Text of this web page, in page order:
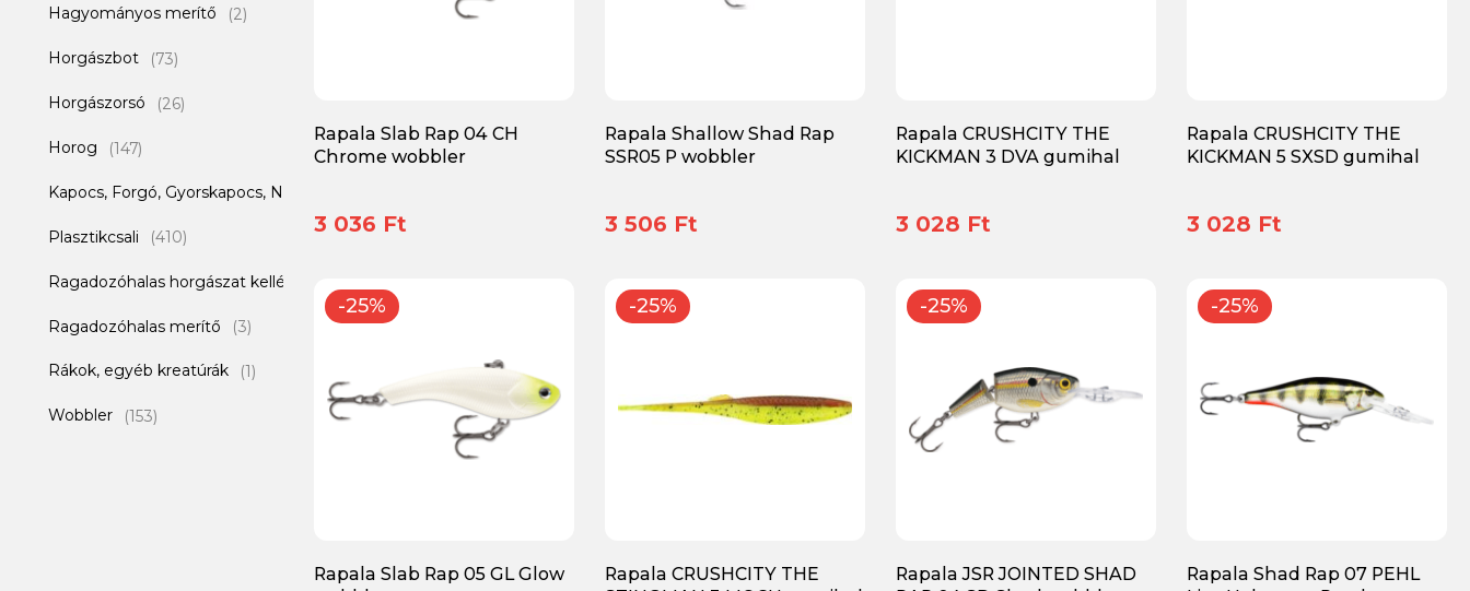
Spinpoler (5)
Tailwalk (9)
Valentin Lures (36)
Varivas (9)
Yarie Jespa (5)
Zetrix (12)
Hagyományos merítő (2)
Horgászbot (73)
Horgászorsó (26)
Horog (147)
Kapocs, Forgó, Gyorskapocs, Not a Knot
Plasztikcsali (410)
Ragadozóhalas horgászat kellékei
Ragadozóhalas merítő (3)
Rákok, egyéb kreatúrák (1)
Wobbler (153)
Rapala Slab Rap 04 CH
Chrome wobbler
3 036 Ft
Rapala Shallow Shad Rap
SSR05 P wobbler
3 506 Ft
Rapala CRUSHCITY THE
KICKMAN 3 DVA gumihal
3 028 Ft
Rapala CRUSHCITY THE
KICKMAN 5 SXSD gumihal
3 028 Ft
-25%
Rapala Slab Rap 05 GL Glow
-25%
Rapala CRUSHCITY THE
-25%
Rapala JSR JOINTED SHAD
-25%
Rapala Shad Rap 07 PEHL